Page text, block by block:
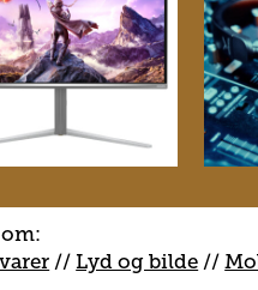
// Lyd og bilde //